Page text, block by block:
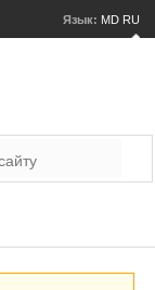
Язык: MD RU